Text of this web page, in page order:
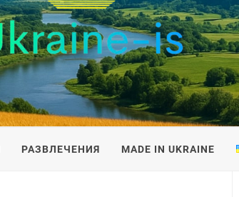
РАЗВЛЕЧЕНИЯ MADE IN UKRAINE